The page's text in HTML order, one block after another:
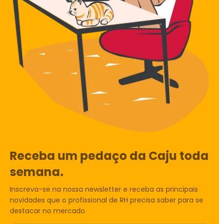
Receba um pedaço da Caju toda
semana.
Inscreva-se na nossa newsletter e receba as principais
novidades que o profissional de RH precisa saber para se
destacar no mercado.